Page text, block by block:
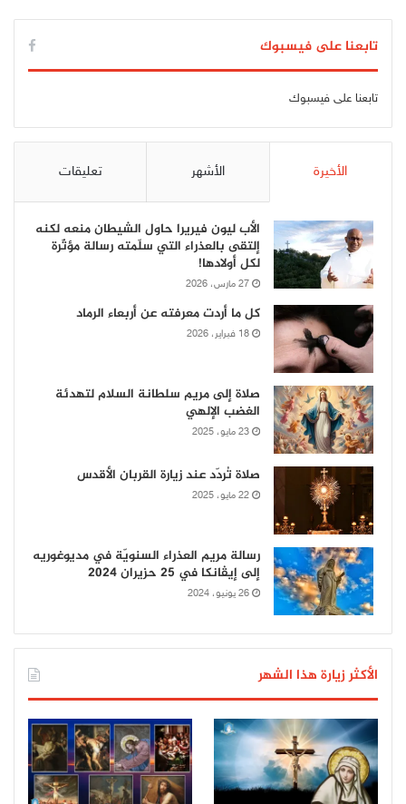
تابعنا على فيسبوك
تابعنا على فيسبوك
الأخيرة الأشهر تعليقات
الأب ليون فيريرا حاول الشيطان منعه لكنه
إلتقى بالعذراء التي سلّمته رسالة مؤثّرة
لكل أولادها!
27 مارس، 2026
كل ما أردت معرفته عن أربعاء الرماد
18 فبراير، 2026
صلاة إلى مريم سلطانة السلام لتهدئة
الغضب الإلهي
23 مايو، 2025
صلاة تُردّد عند زيارة القربان الأقدس
22 مايو، 2025
رسالة مريم العذراء السنويّة في مديوغوريه
إلى إيڤانكا في 25 حزيران 2024
26 يونيو، 2024
الأكثر زيارة هذا الشهر